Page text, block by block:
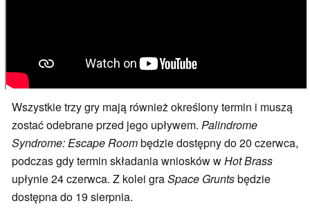
Wszystkie trzy gry mają również określony termin i muszą
zostać odebrane przed jego upływem. Palindrome
Syndrome: Escape Roombędzie dostępny do 20 czerwca,
podczas gdy termin składania wniosków wHot Brass
upłynie 24 czerwca. Z kolei graSpace Gruntsbędzie
dostępna do 19 sierpnia.